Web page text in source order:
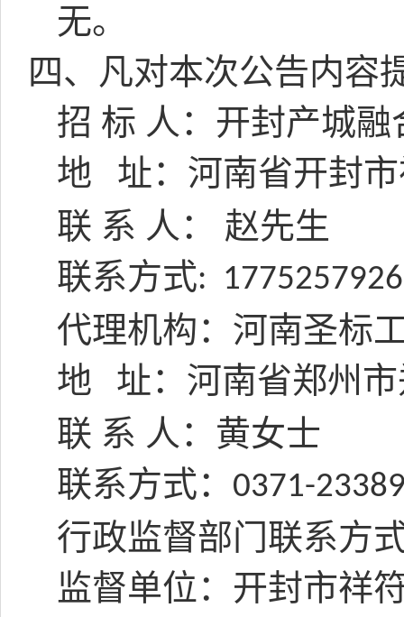
无。
四、凡对本次公告内容
招 标 人：开封产城
地
址：河南省开封
联 系 人：
赵先生
联系方式:
代理机构：河南圣标
地
址：河南省郑州
联 系 人：黄女士
联系方式： 0371-
行政监督部门联系方
监督单位：开封市祥